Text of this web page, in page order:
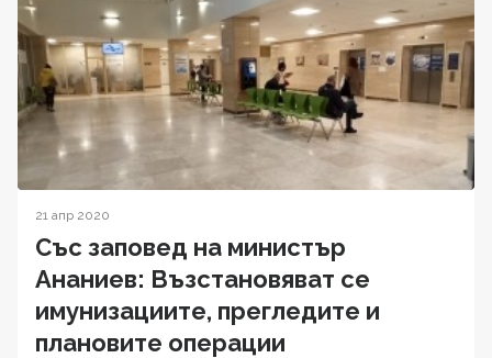
21 апр 2020
Със заповед на министър
Ананиев: Възстановяват се
имунизациите, прегледите и
плановите операции